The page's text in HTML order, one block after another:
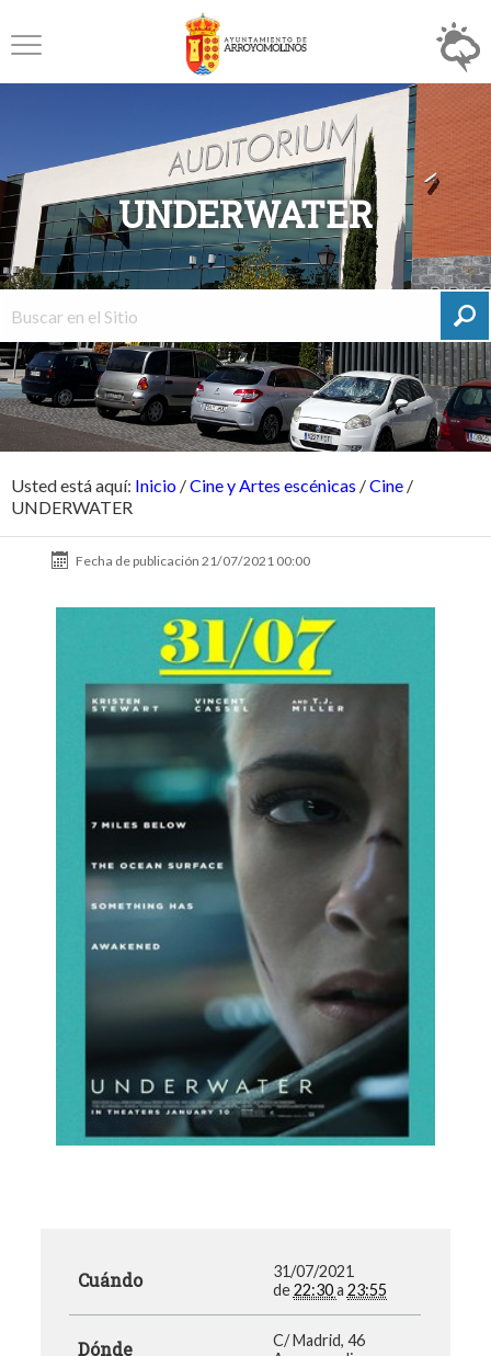
UNDERWATER
Usted está aquí: Inicio /Cine y Artes escénicas /Cine /
UNDERWATER
Fecha de publicación 21/07/2021 00:00
Cuándo
31/07/2021
de22:30 a 23:55
Dónde
C/ Madrid, 46